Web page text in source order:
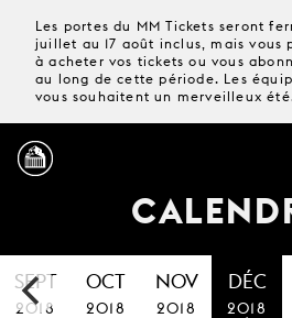
Les portes du MM Tickets seront
juillet au 17 août inclus, mais vous
à acheter vos tickets ou vous
au long de cette période. Les
vous souhaitent un merveilleux
SEPT
2018
OCT
2018
NOV
2018
DÉC
2018